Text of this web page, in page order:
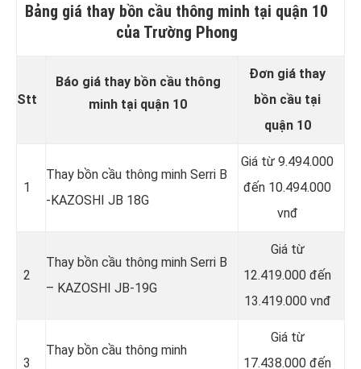
Bảng giá thay bồn cầu thông minh tại quận 10
của Trường Phong
Stt
Báo giá thay bồn cầu thông
minh tại quận 10
Đơn giá thay
bồn cầu tại
quận 10
1
Thay bồn cầu thông minh Serri B
-KAZOSHI JB 18G
Giá từ 9.494.000
đến 10.494.000
vnđ
2
Thay bồn cầu thông minh Serri B
– KAZOSHI JB-19G
Giá từ
12.419.000 đến
13.419.000 vnđ
3
Thay bồn cầu thông minh
Giá từ
17.438.000 đến